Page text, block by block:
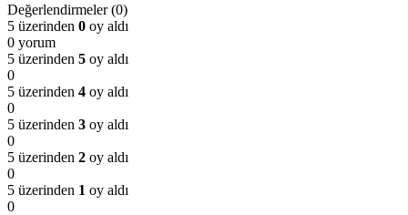
Değerlendirmeler (0)
5 üzerinden 0 oy aldı
0 yorum
5 üzerinden 5 oy aldı
0
5 üzerinden 4 oy aldı
0
5 üzerinden 3 oy aldı
0
5 üzerinden 2 oy aldı
0
5 üzerinden 1 oy aldı
0